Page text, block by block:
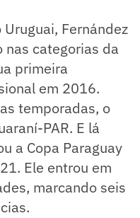
Fernández
nas categorias da
primeira
em 2016.
temporadas, o
PAR. E lá
a Copa Paraguay
Ele entrou em
marcando seis